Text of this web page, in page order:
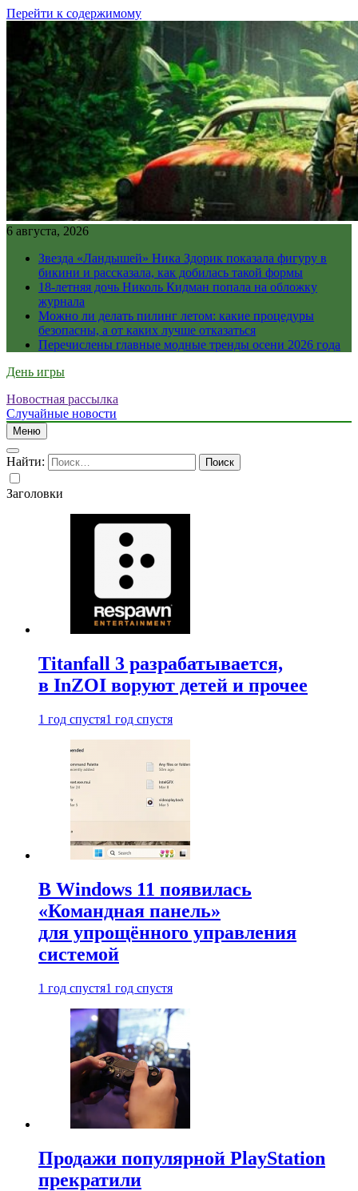
Перейти к содержимому
6 августа, 2026
Звезда «Ландышей» Ника Здорик показала фигуру в
бикини и рассказала, как добилась такой формы
18-летняя дочь Николь Кидман попала на обложку
журнала
Можно ли делать пилинг летом: какие процедуры
безопасны, а от каких лучше отказаться
Перечислены главные модные тренды осени 2026 года
День игры
Новостная рассылка
Случайные новости
Меню
Найти:
Заголовки
Titanfall 3 разрабатывается,
в InZOI воруют детей и прочее
1 год спустя1 год спустя
В Windows 11 появилась
«Командная панель»
для упрощённого управления
системой
1 год спустя1 год спустя
Продажи популярной PlayStation
прекратили